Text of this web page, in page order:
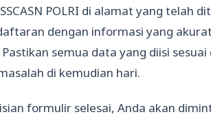
POLRI di alamat yang telah
dengan informasi yang
semua data yang diisi
di kemudian hari.
formulir selesai, Anda akan